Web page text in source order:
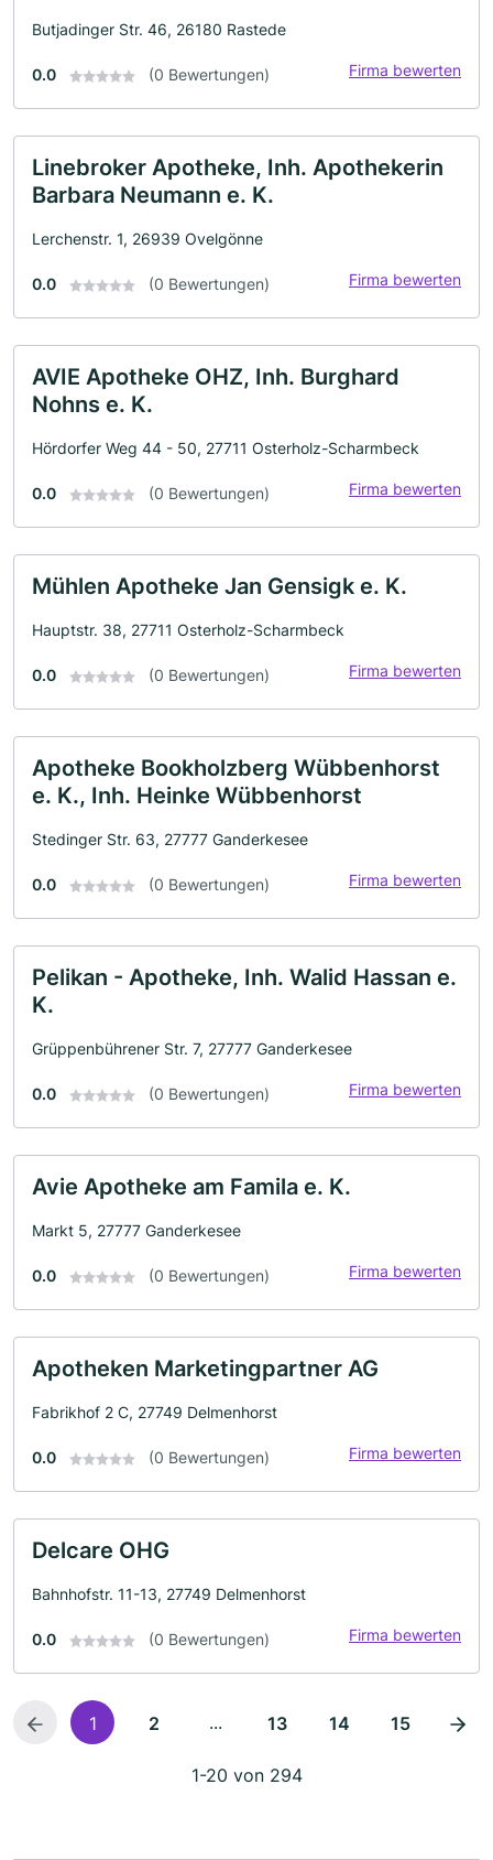
Butjadinger Str. 46, 26180 Rastede
0.0 (0 Bewertungen) Firma bewerten
Linebroker Apotheke, Inh. Apothekerin
Barbara Neumann e. K.
Lerchenstr. 1, 26939 Ovelgönne
0.0 (0 Bewertungen) Firma bewerten
AVIE Apotheke OHZ, Inh. Burghard
Nohns e. K.
Hördorfer Weg 44 - 50, 27711 Osterholz-Scharmbeck
0.0 (0 Bewertungen) Firma bewerten
Mühlen Apotheke Jan Gensigk e. K.
Hauptstr. 38, 27711 Osterholz-Scharmbeck
0.0 (0 Bewertungen) Firma bewerten
Apotheke Bookholzberg Wübbenhorst
e. K., Inh. Heinke Wübbenhorst
Stedinger Str. 63, 27777 Ganderkesee
0.0 (0 Bewertungen) Firma bewerten
Pelikan - Apotheke, Inh. Walid Hassan e.
K.
Grüppenbührener Str. 7, 27777 Ganderkesee
0.0 (0 Bewertungen) Firma bewerten
Avie Apotheke am Famila e. K.
Markt 5, 27777 Ganderkesee
0.0 (0 Bewertungen) Firma bewerten
Apotheken Marketingpartner AG
Fabrikhof 2 C, 27749 Delmenhorst
0.0 (0 Bewertungen) Firma bewerten
Delcare OHG
Bahnhofstr. 11-13, 27749 Delmenhorst
0.0 (0 Bewertungen) Firma bewerten
1 2 ... 13 14 15
1-20 von 294